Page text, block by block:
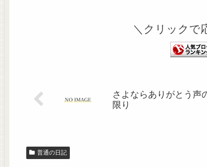
＼クリックで
さよならありがとう声
限り
普通の日記